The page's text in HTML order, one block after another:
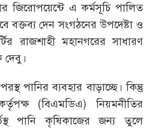
জিরোপয়েন্টে এ কর্মসূচি পালিত
বক্তব্য দেন সংগঠনের উপদেষ্টা ও
রাজশাহী মহানগরের সাধারণ
দেবু।
পানির ব্যবহার বাড়াচ্ছে। কিন্তু
(বিএমডিএ) নিয়মনীতির
পানি কৃষিকাজের জন্য তুলে